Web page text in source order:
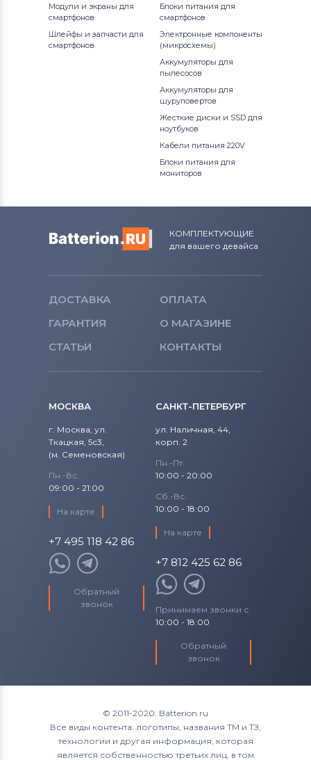
Модули и экраны для
смартфонов
Шлейфы и запчасти для
смартфонов
Блоки питания для
смартфонов
Электронные компоненты
(микросхемы)
Аккумуляторы для
пылесосов
Аккумуляторы для
шуруповертов
Жесткие диски и SSD для
ноутбуков
Кабели питания 220V
Блоки питания для
мониторов
КОМПЛЕКТУЮЩИЕ
для вашего девайса
ДОСТАВКА
ОПЛАТА
ГАРАНТИЯ
О МАГАЗИНЕ
СТАТЬИ
КОНТАКТЫ
МОСКВА
г. Москва, ул.
Ткацкая, 5с3,
(м. Семеновская)
Пн.-Вс.
09:00 - 21:00
На карте
+7 495 118 42 86
Обратный
звонок
САНКТ-ПЕТЕРБУРГ
ул. Наличная, 44,
корп. 2
Пн.-Пт.
10:00 - 20:00
Сб.-Вс.
10:00 - 18:00
На карте
+7 812 425 62 86
Принимаем звонки с
10:00 - 18:00
Обратный
звонок
© 2011-2020. Batterion.ru
Все виды контента: логотипы, названия ТМ и ТЗ,
технологии и другая информация, которая
является собственностью третьих лиц, в том